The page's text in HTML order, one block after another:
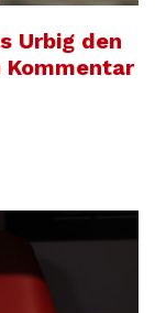
Urbig den